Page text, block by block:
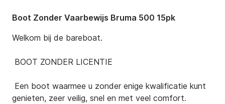
Boot Zonder Vaarbewijs Bruma 500 15pk
Welkom bij de bareboat.
BOOT ZONDER LICENTIE
Een boot waarmee u zonder enige kwalificatie kunt
genieten, zeer veilig, snel en met veel comfort.